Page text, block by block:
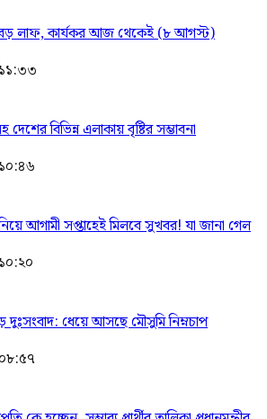
বড় লাফ, কার্যকর আজ থেকেই (৮ আগস্ট)
দেশের বিভিন্ন এলাকায় বৃষ্টির সম্ভাবনা
আগামী সপ্তাহেই মিলবে সুখবর! যা জানা গেল
দুঃসংবাদ: ধেয়ে আসছে মৌসুমি নিম্নচাপ